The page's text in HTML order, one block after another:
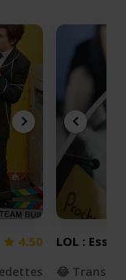
4.50 LOL :
😂